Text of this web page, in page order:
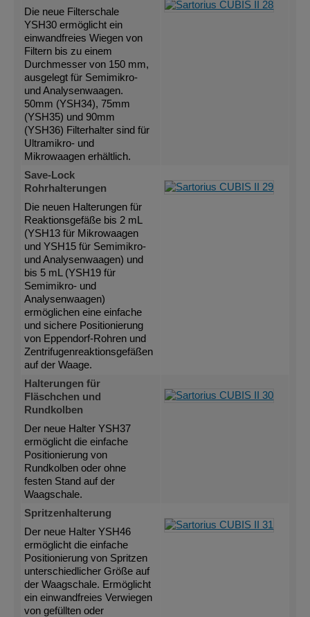
Die neue Filterschale
YSH30 ermöglicht ein
einwandfreies Wiegen von
Filtern bis zu einem
Durchmesser von 150 mm,
ausgelegt für Semimikro-
und Analysenwaagen.
50mm (YSH34), 75mm
(YSH35) und 90mm
(YSH36) Filterhalter sind für
Ultramikro- und
Mikrowaagen erhältlich.
Save-Lock
Rohrhalterungen
Die neuen Halterungen für
Reaktionsgefäße bis 2 mL
(YSH13 für Mikrowaagen
und YSH15 für Semimikro-
und Analysenwaagen) und
bis 5 mL (YSH19 für
Semimikro- und
Analysenwaagen)
ermöglichen eine einfache
und sichere Positionierung
von Eppendorf-Rohren und
Zentrifugenreaktionsgefäßen
auf der Waage.
Halterungen für
Fläschchen und
Rundkolben
Der neue Halter YSH37
ermöglicht die einfache
Positionierung von
Rundkolben oder ohne
festen Stand auf der
Waagschale.
Spritzenhalterung
Der neue Halter YSH46
ermöglicht die einfache
Positionierung von Spritzen
unterschiedlicher Größe auf
der Waagschale. Ermöglicht
ein einwandfreies Verwiegen
von gefüllten oder